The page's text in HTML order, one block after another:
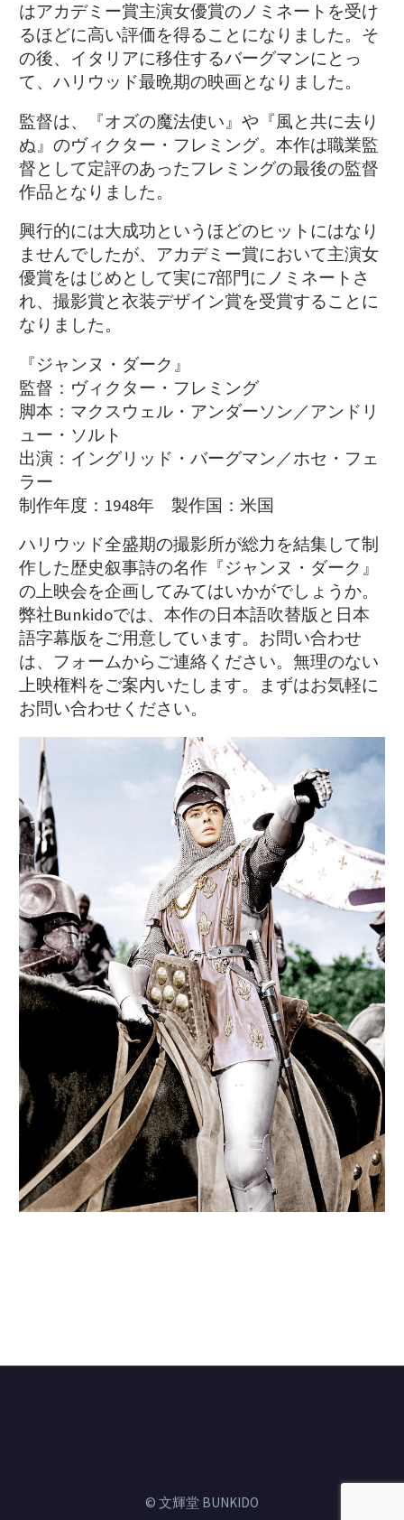
はアカデミー賞主演女優賞のノミネートを受け
るほどに高い評価を得ることになりました。そ
の後、イタリアに移住するバーグマンにとっ
て、ハリウッド最晩期の映画となりました。
監督は、『オズの魔法使い』や『風と共に去り
ぬ』のヴィクター・フレミング。本作は職業監
督として定評のあったフレミングの最後の監督
作品となりました。
興行的には大成功というほどのヒットにはなり
ませんでしたが、アカデミー賞において主演女
優賞をはじめとして実に7部門にノミネートさ
れ、撮影賞と衣装デザイン賞を受賞することに
なりました。
『ジャンヌ・ダーク』
監督：ヴィクター・フレミング
脚本：マクスウェル・アンダーソン／アンドリ
ュー・ソルト
出演：イングリッド・バーグマン／ホセ・フェ
ラー
制作年度：1948年 製作国：米国
ハリウッド全盛期の撮影所が総力を結集して制
作した歴史叙事詩の名作『ジャンヌ・ダーク』
の上映会を企画してみてはいかがでしょうか。
弊社Bunkidoでは、本作の日本語吹替版と日本
語字幕版をご用意しています。お問い合わせ
は、フォームからご連絡ください。無理のない
上映権料をご案内いたします。まずはお気軽に
お問い合わせください。
© 文輝堂 BUNKIDO